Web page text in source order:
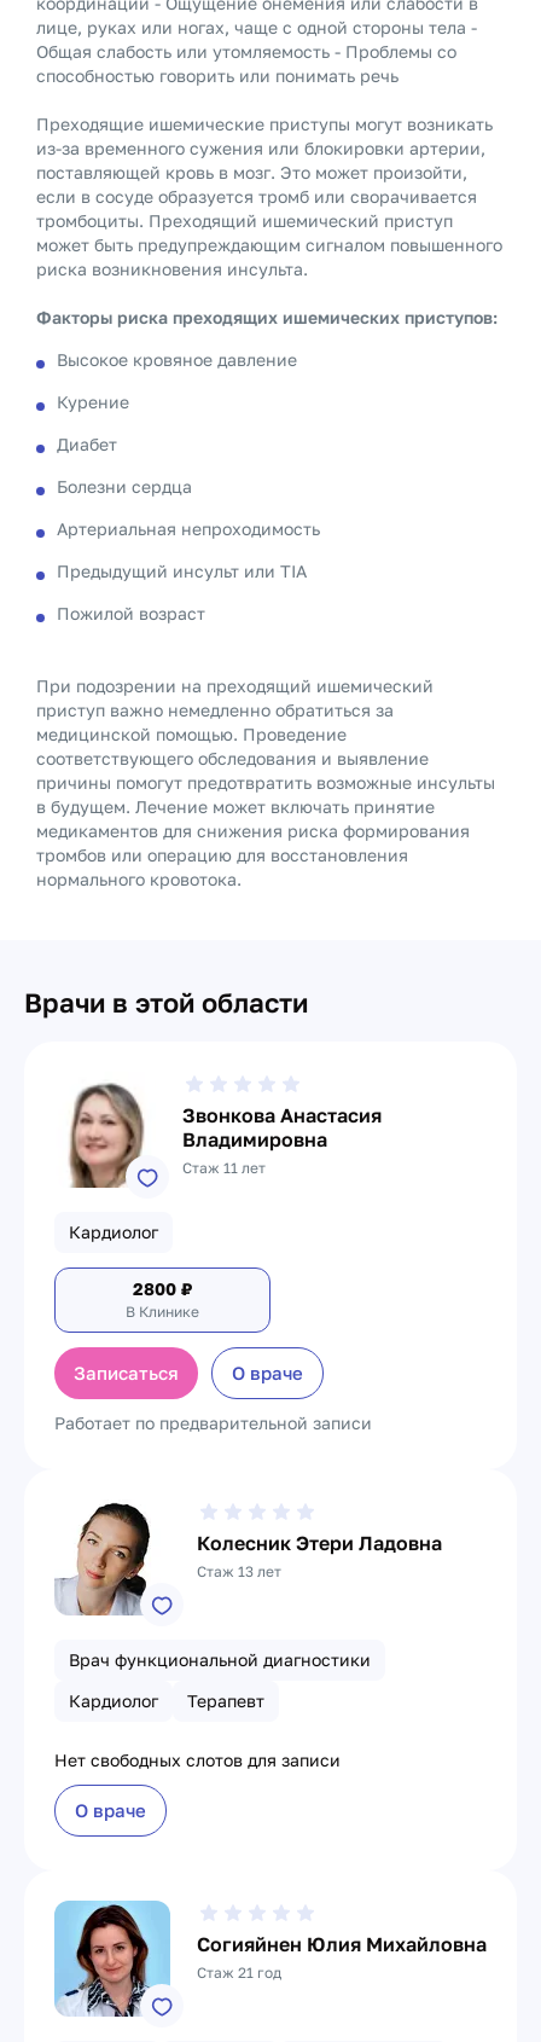
лице, руках или ногах, чаще с одной стороны тела -
Общая слабость или утомляемость - Проблемы со
способностью говорить или понимать речь
Преходящие ишемические приступы могут возникать
из-за временного сужения или блокировки артерии,
поставляющей кровь в мозг. Это может произойти,
если в сосуде образуется тромб или сворачивается
тромбоциты. Преходящий ишемический приступ
может быть предупреждающим сигналом повышенного
риска возникновения инсульта.
Факторы риска преходящих ишемических приступов:
Высокое кровяное давление
Курение
Диабет
Болезни сердца
Артериальная непроходимость
Предыдущий инсульт или TIA
Пожилой возраст
При подозрении на преходящий ишемический
приступ важно немедленно обратиться за
медицинской помощью. Проведение
соответствующего обследования и выявление
причины помогут предотвратить возможные инсульты
в будущем. Лечение может включать принятие
медикаментов для снижения риска формирования
тромбов или операцию для восстановления
нормального кровотока.
Врачи в этой области
Звонкова Анастасия
Владимировна
Стаж 11 лет
Кардиолог
2800 ₽
В Клинике
Записаться О враче
Работает по предварительной записи
Колесник Этери Ладовна
Стаж 13 лет
Врач функциональной диагностики
Кардиолог
Терапевт
Нет свободных слотов для записи
О враче
Согияйнен Юлия Михайловна
Стаж 21 год